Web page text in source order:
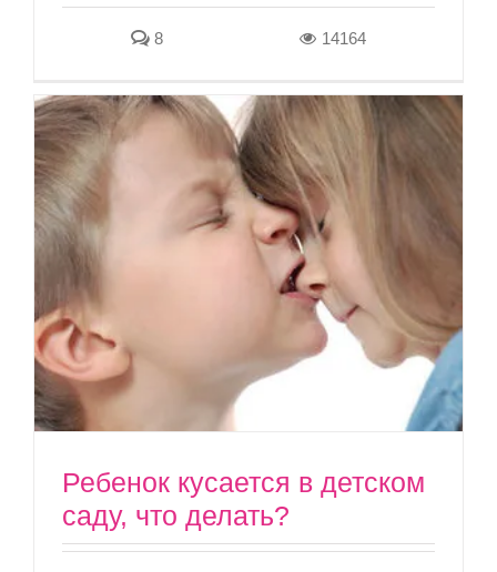
8 14164
Ребенок кусается в детском
саду, что делать?